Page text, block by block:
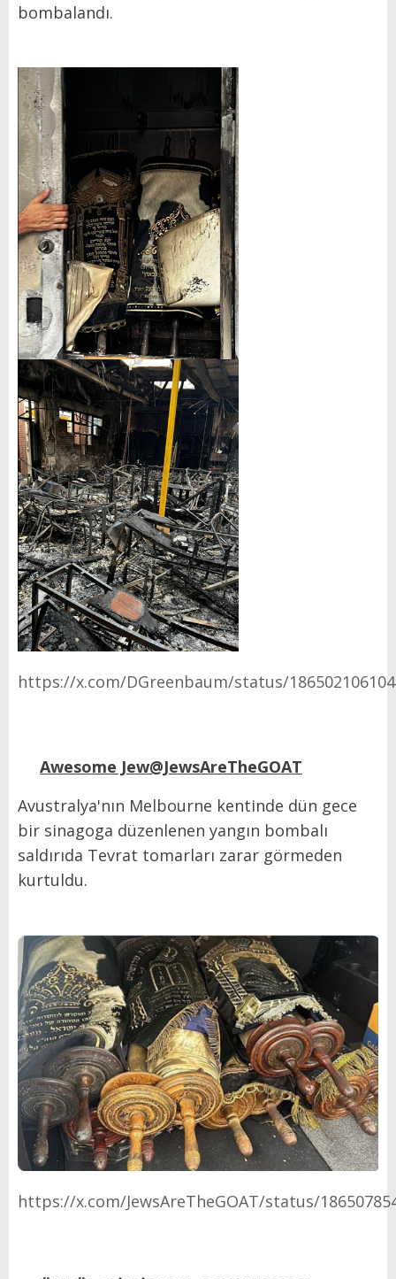
bombalandı.
https://x.com/DGreenbaum/status/
Awesome Jew@JewsAreTheGOAT
Avustralya'nın Melbourne kentinde dün gece
bir sinagoga düzenlenen yangın bombalı
saldırıda Tevrat tomarları zarar görmeden
kurtuldu.
https://x.com/JewsAreTheGOAT/status/